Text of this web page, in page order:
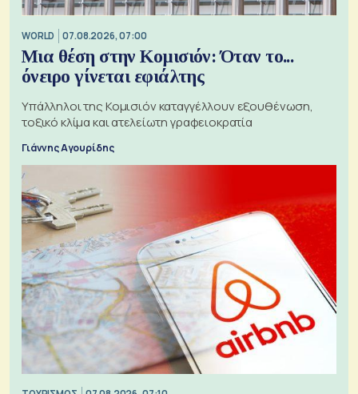
WORLD 07.08.2026, 07:00
Μια θέση στην Κομισιόν: Όταν το...
όνειρο γίνεται εφιάλτης
Υπάλληλοι της Κομισιόν καταγγέλλουν εξουθένωση,
τοξικό κλίμα και ατελείωτη γραφειοκρατία
Γιάννης Αγουρίδης